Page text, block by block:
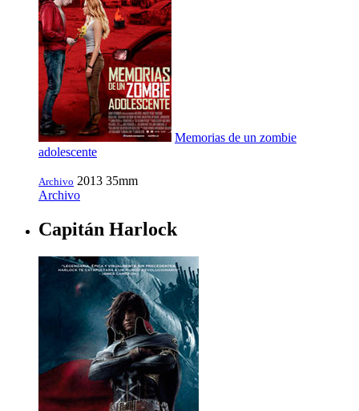
Memorias de un zombie
adolescente
Archivo 2013 35mm
Archivo
Capitán Harlock